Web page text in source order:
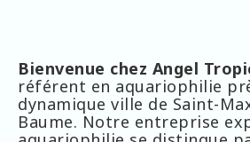
Bienvenue chez Angel
référent en aquariophilie
dynamique ville de Saint-
Baume. Notre entreprise